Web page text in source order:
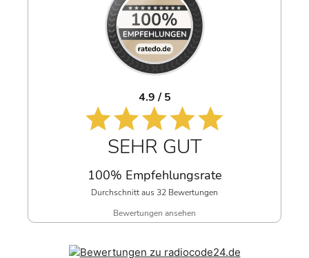
4.9 / 5
SEHR GUT
100% Empfehlungsrate
Durchschnitt aus 32 Bewertungen
Bewertungen ansehen